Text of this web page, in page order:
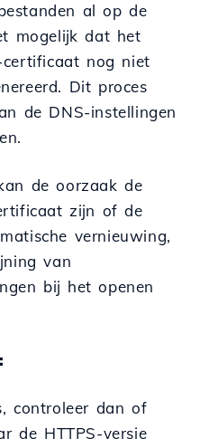
al op de
mogelijk dat het
certificaat nog niet
Dit proces
de DNS-instellingen
de oorzaak de
zijn of de
vernieuwing,
van
bij het openen
controleer dan of
de HTTPS-versie